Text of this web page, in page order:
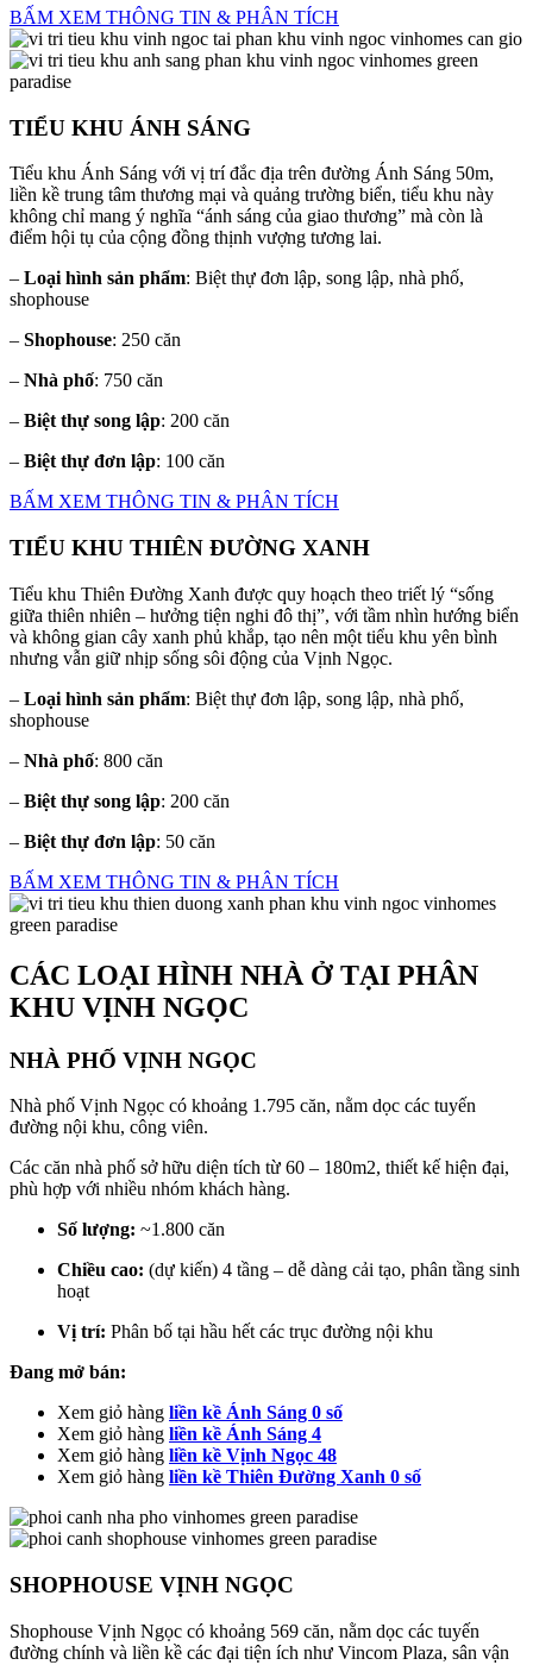
BẤM XEM THÔNG TIN & PHÂN TÍCH
TIỂU KHU ÁNH SÁNG
Tiểu khu Ánh Sáng với vị trí đắc địa trên đường Ánh Sáng 50m,
liền kề trung tâm thương mại và quảng trường biển, tiểu khu này
không chỉ mang ý nghĩa “ánh sáng của giao thương” mà còn là
điểm hội tụ của cộng đồng thịnh vượng tương lai.
– Loại hình sản phẩm: Biệt thự đơn lập, song lập, nhà phố,
shophouse
– Shophouse: 250 căn
– Nhà phố: 750 căn
– Biệt thự song lập: 200 căn
– Biệt thự đơn lập: 100 căn
BẤM XEM THÔNG TIN & PHÂN TÍCH
TIỂU KHU THIÊN ĐƯỜNG XANH
Tiểu khu Thiên Đường Xanh được quy hoạch theo triết lý “sống
giữa thiên nhiên – hưởng tiện nghi đô thị”, với tầm nhìn hướng biển
và không gian cây xanh phủ khắp, tạo nên một tiểu khu yên bình
nhưng vẫn giữ nhịp sống sôi động của Vịnh Ngọc.
– Loại hình sản phẩm: Biệt thự đơn lập, song lập, nhà phố,
shophouse
– Nhà phố: 800 căn
– Biệt thự song lập: 200 căn
– Biệt thự đơn lập: 50 căn
BẤM XEM THÔNG TIN & PHÂN TÍCH
CÁC LOẠI HÌNH NHÀ Ở TẠI PHÂN
KHU VỊNH NGỌC
NHÀ PHỐ VỊNH NGỌC
Nhà phố Vịnh Ngọc có khoảng 1.795 căn, nằm dọc các tuyến
đường nội khu, công viên.
Các căn nhà phố sở hữu diện tích từ 60 – 180m2, thiết kế hiện đại,
phù hợp với nhiều nhóm khách hàng.
Số lượng: ~1.800 căn
Chiều cao: (dự kiến) 4 tầng – dễ dàng cải tạo, phân tầng sinh
hoạt
Vị trí: Phân bố tại hầu hết các trục đường nội khu
Đang mở bán:
Xem giỏ hàng liền kề Ánh Sáng 0 số
Xem giỏ hàng liền kề Ánh Sáng 4
Xem giỏ hàng liền kề Vịnh Ngọc 48
Xem giỏ hàng liền kề Thiên Đường Xanh 0 số
SHOPHOUSE VỊNH NGỌC
Shophouse Vịnh Ngọc có khoảng 569 căn, nằm dọc các tuyến
đường chính và liền kề các đại tiện ích như Vincom Plaza, sân vận